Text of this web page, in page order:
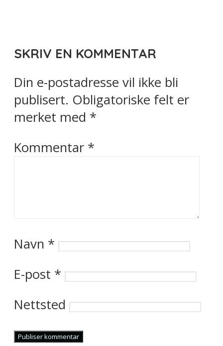
SKRIV EN KOMMENTAR
Din e-postadresse vil ikke bli
publisert. Obligatoriske felt er
merket med *
Kommentar *
Navn *
E-post *
Nettsted